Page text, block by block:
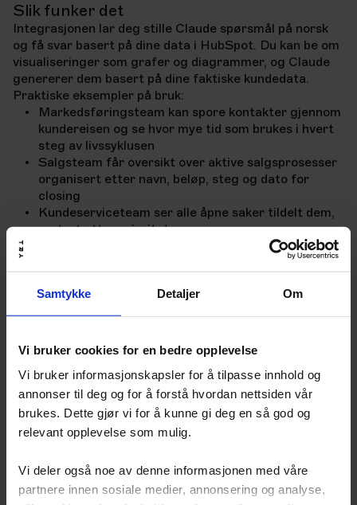
Samtykke Detaljer Om
Vi bruker cookies for en bedre opplevelse
Vi bruker informasjonskapsler for å tilpasse innhold og
annonser til deg og for å forstå hvordan nettsiden vår
brukes. Dette gjør vi for å kunne gi deg en så god og
relevant opplevelse som mulig.
Vi deler også noe av denne informasjonen med våre
partnere innen sosiale medier, annonsering og analyse,
Slik funker det
Integrasjonen lar deg stille Claude spørsmål på norsk
og få svar basert på dine data i HubSpot. Du kan be om
visualiseringer som grafer og diagrammer, og Claude
genererer dem basert på dine faktiske kundedata.
Praktiske eksempler på bruk:
Markedsføringsteam kan spore kontakter gjennom
kundereisen og se hvor mye tid som brukes i hvert
steg av livssyklusen
Salgsteam får oversikt over aktive salgsprosesser
organisert etter navn, beløp, steg og dato for
closing
Kundeserviceteam ser alle åpne saker tildelt dem,
sortert etter prioritet
systemer for å effektivisere interne prosesser. For
norske bedrifter handler det ikke alltid om å bygge
riktige verktøy.
HubSpot viser med denne lanseringen hvorfor de leder
an. De er ikke bare først med AI-integrasjoner – de
velger de beste verktøyene og gjør dem tilgjengelige
for alle kunder.
Connectoren er tilgjengelig for alle HubSpot-kunder på
tvers av alle nivåer og som har et betalt Claude-